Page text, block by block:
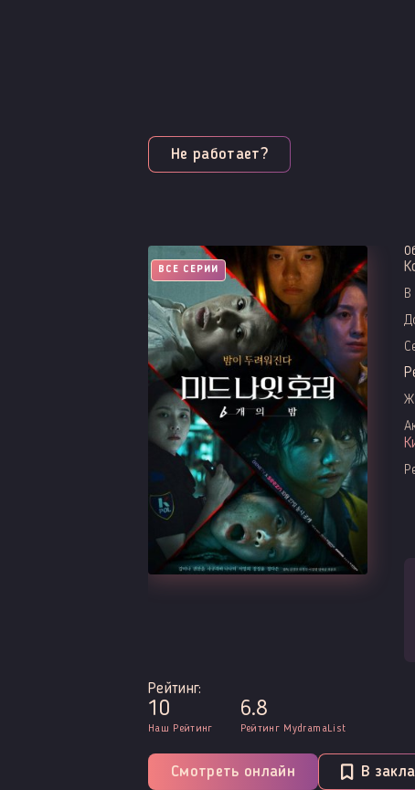
Не работает?
ВСЕ СЕРИИ
В
Рейтинг:
10
Наш Рейтинг
6.8
Рейтинг MydramaList
Смотреть онлайн В